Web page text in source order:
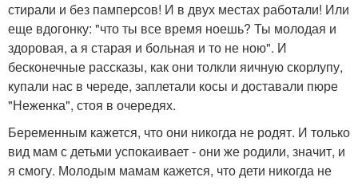
стирали и без памперсов! И в двух местах работали! Или
еще вдогонку: "что ты все время ноешь? Ты молодая и
здоровая, а я старая и больная и то не ною". И
бесконечные рассказы, как они толкли яичную скорлупу,
купали нас в череде, заплетали косы и доставали пюре
"Неженка", стоя в очередях.
Беременным кажется, что они никогда не родят. И только
вид мам с детьми успокаивает - они же родили, значит, и
я смогу. Молодым мамам кажется, что дети никогда не